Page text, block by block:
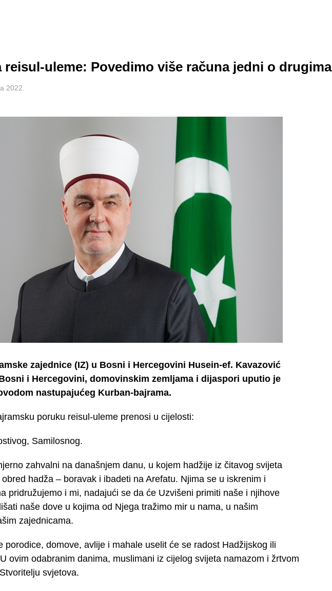
reisul-uleme: Povedimo više računa jedni o drugima
2022.
zajednice (IZ) u Bosni i Hercegovini Husein-ef. Kavazović
i Hercegovini, domovinskim zemljama i dijaspori uputio je
nastupajućeg Kurban-bajrama.
poruku reisul-uleme prenosi u cijelosti:
Samilosnog.
zahvalni na današnjem danu, u kojem hadžije iz čitavog svijeta
hadža – boravak i ibadeti na Arefatu. Njima se u iskrenim i
pridružujemo i mi, nadajući se da će Uzvišeni primiti naše i njihove
naše dove u kojima od Njega tražimo mir u nama, u našim
zajednicama.
porodice, domove, avlije i mahale uselit će se radost Hadžijskog ili
ovim odabranim danima, muslimani iz cijelog svijeta namazom i žrtvom
svjetova.